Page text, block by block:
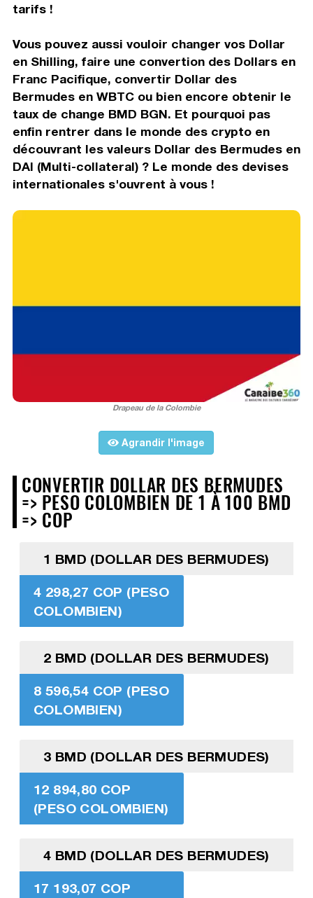
tarifs !
Vous pouvez aussi vouloir changer vos Dollar
en Shilling, faire une convertion des Dollars en
Franc Pacifique, convertir Dollar des
Bermudes en WBTC ou bien encore obtenir le
taux de change BMD BGN. Et pourquoi pas
enfin rentrer dans le monde des crypto en
découvrant les valeurs Dollar des Bermudes en
DAI (Multi-collateral) ? Le monde des devises
internationales s'ouvrent à vous !
Drapeau de la Colombie
Agrandir l'image
CONVERTIR DOLLAR DES BERMUDES
=> PESO COLOMBIEN DE 1 À 100 BMD
=> COP
1 BMD (DOLLAR DES BERMUDES)
4 298,27 COP (PESO
COLOMBIEN)
2 BMD (DOLLAR DES BERMUDES)
8 596,54 COP (PESO
COLOMBIEN)
3 BMD (DOLLAR DES BERMUDES)
12 894,80 COP
(PESO COLOMBIEN)
4 BMD (DOLLAR DES BERMUDES)
17 193,07 COP